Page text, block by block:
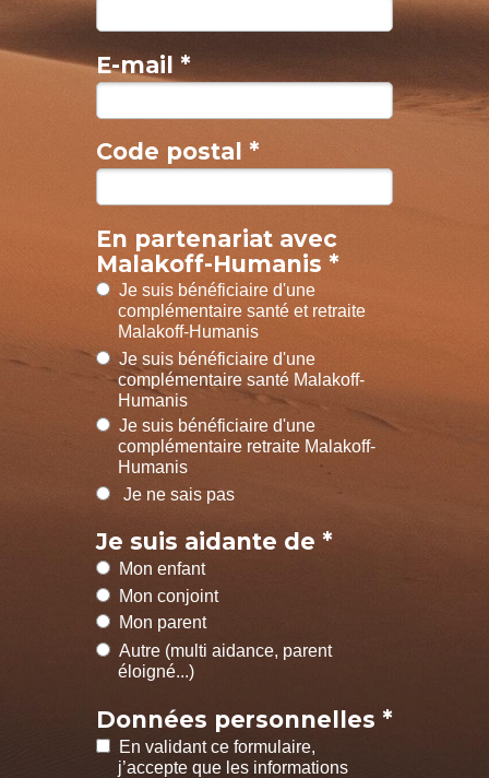
E-mail *
Code postal *
En partenariat avec
Malakoff-Humanis *
Je suis bénéficiaire d'une
complémentaire santé et retraite
Malakoff-Humanis
Je suis bénéficiaire d'une
complémentaire santé Malakoff-
Humanis
Je suis bénéficiaire d'une
complémentaire retraite Malakoff-
Humanis
Je ne sais pas
Je suis aidante de *
Mon enfant
Mon conjoint
Mon parent
Autre (multi aidance, parent
éloigné...)
Données personnelles *
En validant ce formulaire,
j’accepte que les informations